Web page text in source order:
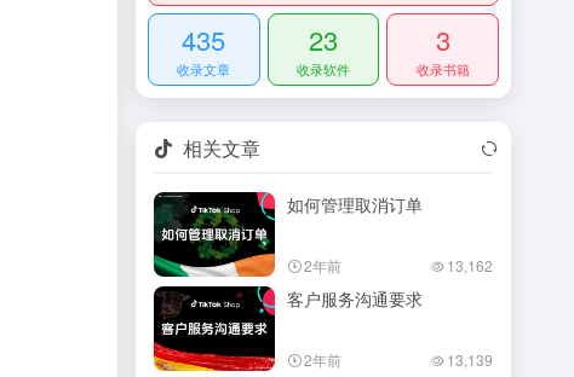
435
收录文章
23
收录软件
3
收录书籍
相关文章
如何管理取消订单
2年前 13,162
客户服务沟通要求
2年前 13,139